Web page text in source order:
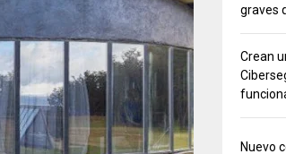
graves
Crean
Nuevo